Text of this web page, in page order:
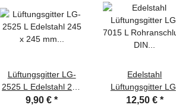
Lüftungsgitter LG-
2525 L Edelstahl 245
x 245 mm Zuluft
9,90 €*
Edelstahl
Lüftungsgitter LG-
7015 L
12,50 € *